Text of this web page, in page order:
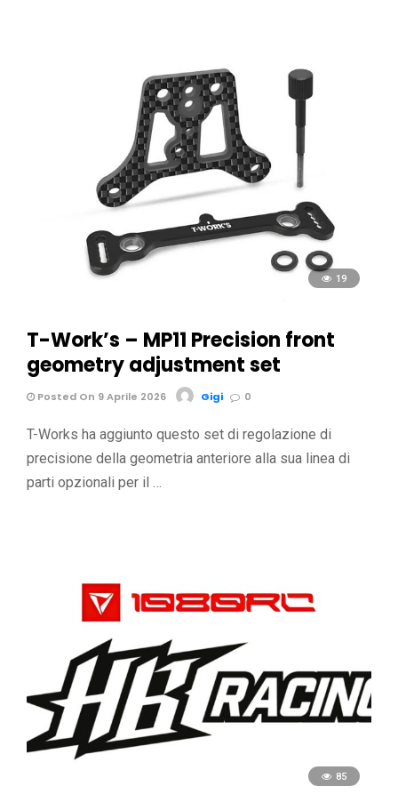
19
T-Work’s – MP11 Precision front
geometry adjustment set
Posted On 9 Aprile 2026 Gigi 0
T-Works ha aggiunto questo set di regolazione di
precisione della geometria anteriore alla sua linea di
parti opzionali per il …
85